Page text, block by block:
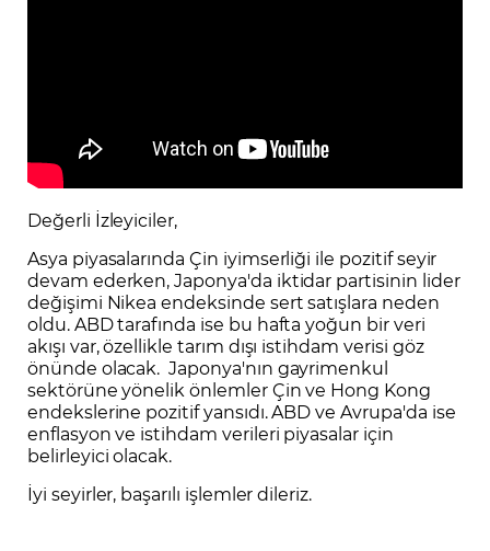
Değerli İzleyiciler,
Asya piyasalarında Çin iyimserliği ile pozitif seyir
devam ederken, Japonya'da iktidar partisinin lider
değişimi Nikea endeksinde sert satışlara neden
oldu. ABD tarafında ise bu hafta yoğun bir veri
akışı var, özellikle tarım dışı istihdam verisi göz
önünde olacak. Japonya'nın gayrimenkul
sektörüne yönelik önlemler Çin ve Hong Kong
endekslerine pozitif yansıdı. ABD ve Avrupa'da ise
enflasyon ve istihdam verileri piyasalar için
belirleyici olacak.
İyi seyirler, başarılı işlemler dileriz.